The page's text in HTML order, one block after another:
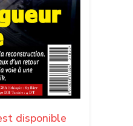
disponible